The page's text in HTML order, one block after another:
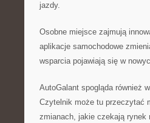
jazdy.
Osobne miejsce zajmują
aplikacje samochodowe
wsparcia pojawiają się w
AutoGalant spogląda również
Czytelnik może tu przeczytać
zmianach, jakie czekają